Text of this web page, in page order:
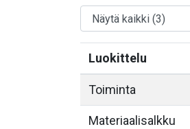
Luokittelu
Toiminta
Materiaalisalkku